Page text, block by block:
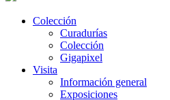
Colección
Curadurías
Colección
Gigapixel
Visita
Información general
Exposiciones